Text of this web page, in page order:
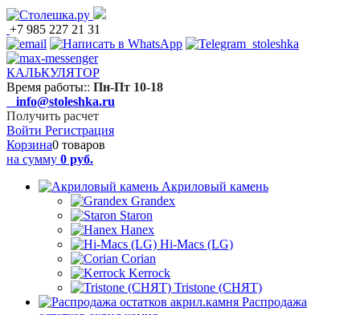
+7 985 227 21 31
КАЛЬКУЛЯТОР
Время работы:: Пн-Пт 10-18
info@stoleshka.ru
Получить расчет
Войти Регистрация
Корзина0 товаров
на сумму 0 руб.
Акриловый камень
Grandex
Staron
Hanex
Hi-Macs (LG)
Corian
Kerrock
Tristone (СНЯТ)
Распродажа